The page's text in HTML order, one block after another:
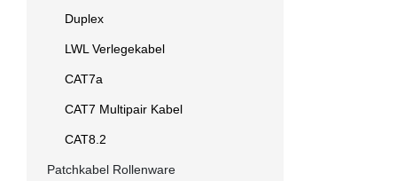
Duplex
LWL Verlegekabel
CAT7a
CAT7 Multipair Kabel
CAT8.2
Patchkabel Rollenware